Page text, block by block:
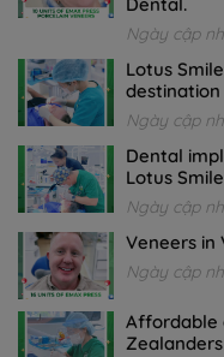
Ngày cập
Lotus
Ngày cập
Dental
Lotus
Ngày cập
Veneers in
Ngày cập
Affordable
Zealanders